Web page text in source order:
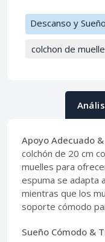
Descanso y Sueño
colchon de
Apoyo Adecuado
colchón de 20 cm
muelles para
espuma se adapta
mientras que los
soporte cómodo
Sueño Cómodo &